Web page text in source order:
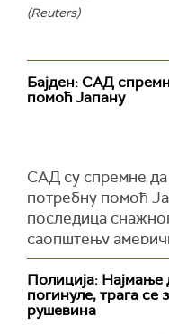
(Reuters)
Бајден: САД
помоћ Јапану
САД су спремне
потребну помоћ
последица
саопштењу
Бајдена, пренео је
"Као блиски
дубоку повезаност
Полиција: Најмање
погинуле, трага
рушевина